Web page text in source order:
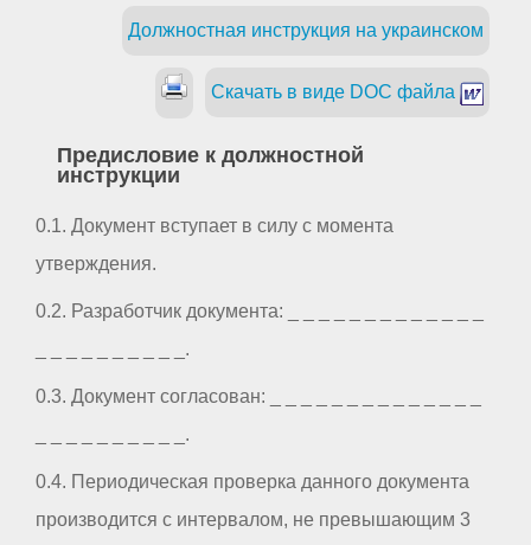
Должностная инструкция на украинском
Скачать в виде DOC файла
Предисловие к должностной
инструкции
0.1. Документ вступает в силу с момента
утверждения.
0.2. Разработчик документа: _ _ _ _ _ _ _ _ _ _ _ _ _
_ _ _ _ _ _ _ _ _ _.
0.3. Документ согласован: _ _ _ _ _ _ _ _ _ _ _ _ _ _
_ _ _ _ _ _ _ _ _ _.
0.4. Периодическая проверка данного документа
производится с интервалом, не превышающим 3